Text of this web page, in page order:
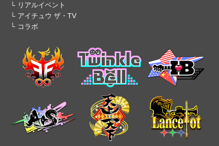
リアルイベント
アイチュウ ザ・TV
コラボ